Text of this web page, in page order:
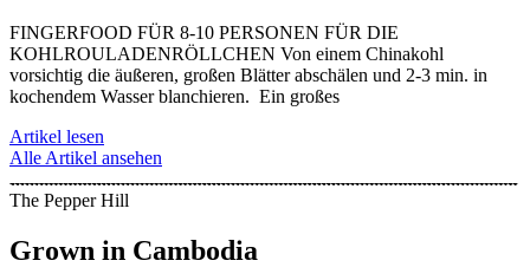
FINGERFOOD FÜR 8-10 PERSONEN FÜR DIE
KOHLROULADENRÖLLCHEN Von einem Chinakohl
vorsichtig die äußeren, großen Blätter abschälen und 2-3 min. in
kochendem Wasser blanchieren. Ein großes
Artikel lesen
Alle Artikel ansehen
The Pepper Hill
Grown in Cambodia